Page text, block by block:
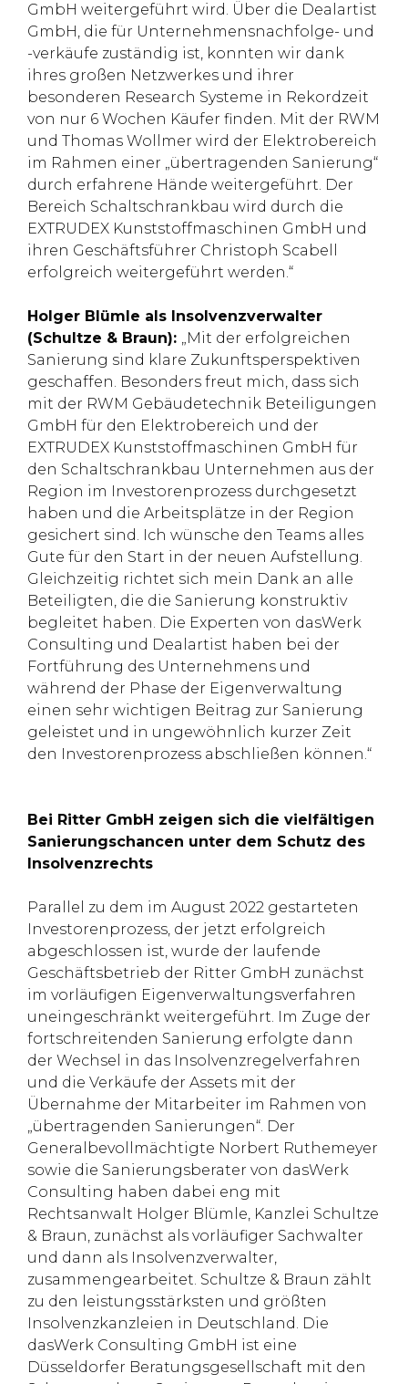
GmbH weitergeführt wird. Über die Dealartist
GmbH, die für Unternehmensnachfolge- und
-verkäufe zuständig ist, konnten wir dank
ihres großen Netzwerkes und ihrer
besonderen Research Systeme in Rekordzeit
von nur 6 Wochen Käufer finden. Mit der RWM
und Thomas Wollmer wird der Elektrobereich
im Rahmen einer „übertragenden Sanierung“
durch erfahrene Hände weitergeführt. Der
Bereich Schaltschrankbau wird durch die
EXTRUDEX Kunststoffmaschinen GmbH und
ihren Geschäftsführer Christoph Scabell
erfolgreich weitergeführt werden.“
Holger Blümle als Insolvenzverwalter
(Schultze & Braun): „Mit der erfolgreichen
Sanierung sind klare Zukunftsperspektiven
geschaffen. Besonders freut mich, dass sich
mit der RWM Gebäudetechnik Beteiligungen
GmbH für den Elektrobereich und der
EXTRUDEX Kunststoffmaschinen GmbH für
den Schaltschrankbau Unternehmen aus der
Region im Investorenprozess durchgesetzt
haben und die Arbeitsplätze in der Region
gesichert sind. Ich wünsche den Teams alles
Gute für den Start in der neuen Aufstellung.
Gleichzeitig richtet sich mein Dank an alle
Beteiligten, die die Sanierung konstruktiv
begleitet haben. Die Experten von dasWerk
Consulting und Dealartist haben bei der
Fortführung des Unternehmens und
während der Phase der Eigenverwaltung
einen sehr wichtigen Beitrag zur Sanierung
geleistet und in ungewöhnlich kurzer Zeit
den Investorenprozess abschließen können.“
Bei Ritter GmbH zeigen sich die vielfältigen
Sanierungschancen unter dem Schutz des
Insolvenzrechts
Parallel zu dem im August 2022 gestarteten
Investorenprozess, der jetzt erfolgreich
abgeschlossen ist, wurde der laufende
Geschäftsbetrieb der Ritter GmbH zunächst
im vorläufigen Eigenverwaltungsverfahren
uneingeschränkt weitergeführt. Im Zuge der
fortschreitenden Sanierung erfolgte dann
der Wechsel in das Insolvenzregelverfahren
und die Verkäufe der Assets mit der
Übernahme der Mitarbeiter im Rahmen von
„übertragenden Sanierungen“. Der
Generalbevollmächtigte Norbert Ruthemeyer
sowie die Sanierungsberater von dasWerk
Consulting haben dabei eng mit
Rechtsanwalt Holger Blümle, Kanzlei Schultze
& Braun, zunächst als vorläufiger Sachwalter
und dann als Insolvenzverwalter,
zusammengearbeitet. Schultze & Braun zählt
zu den leistungsstärksten und größten
Insolvenzkanzleien in Deutschland. Die
dasWerk Consulting GmbH ist eine
Düsseldorfer Beratungsgesellschaft mit den